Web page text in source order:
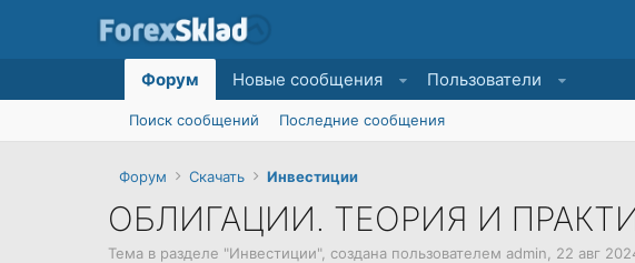
Форум Скачать Инвестиции
ОБЛИГАЦИИ. ТЕОРИЯ И
Тема в разделе "Инвестиции", создана пользователем admin 22 авг
Форум
Поиск сообщений Последние сообщения
Новые сообщения Пользователи